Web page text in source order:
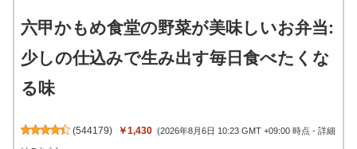
六甲かもめ食堂の野菜が美味しいお弁当:
少しの仕込みで生み出す毎日食べたくな
る味
(544179) ￥1,430 (2026年8月6日 10:23 GMT +09:00 時点 -詳細